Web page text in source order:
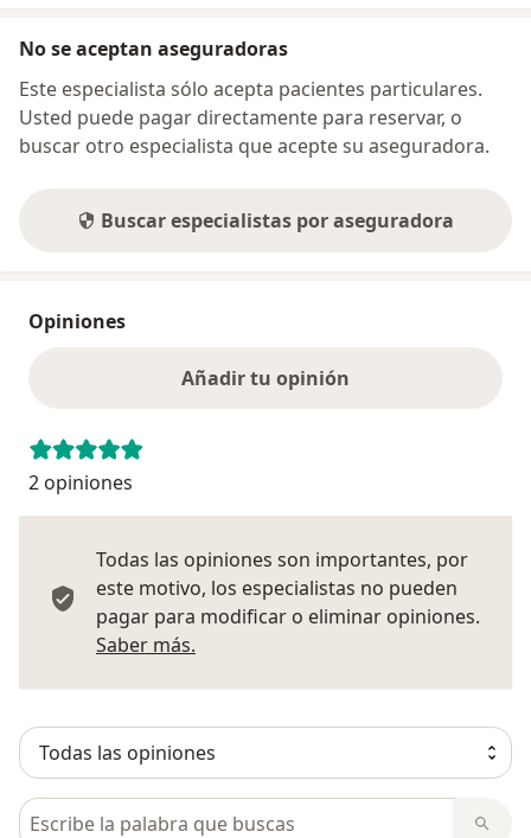
No se aceptan aseguradoras
Este especialista sólo acepta pacientes particulares.
Usted puede pagar directamente para reservar, o
buscar otro especialista que acepte su aseguradora.
Buscar especialistas por aseguradora
Opiniones
Añadir tu opinión
2 opiniones
Todas las opiniones son importantes, por
este motivo, los especialistas no pueden
pagar para modificar o eliminar opiniones.
Saber más.
Busca en opiniones